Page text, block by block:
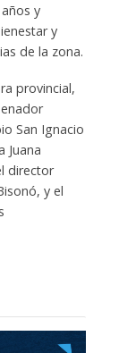
y
y
de la zona.
provincial,
San Ignacio
Juana
director
y el